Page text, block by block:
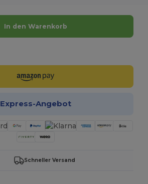
In den Warenkorb
Express-Angebot
Schneller Versand